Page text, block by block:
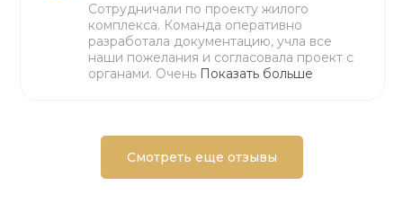
Сотрудничали по проекту жилого
комплекса. Команда оперативно
разработала документацию, учла все
наши пожелания и согласовала проект с
органами. Очень Показать больше
Смотреть еще отзывы